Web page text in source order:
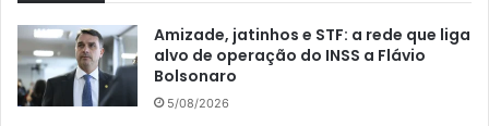
Amizade, jatinhos e STF: a rede que liga
alvo de operação do INSS a Flávio
Bolsonaro
5/08/2026